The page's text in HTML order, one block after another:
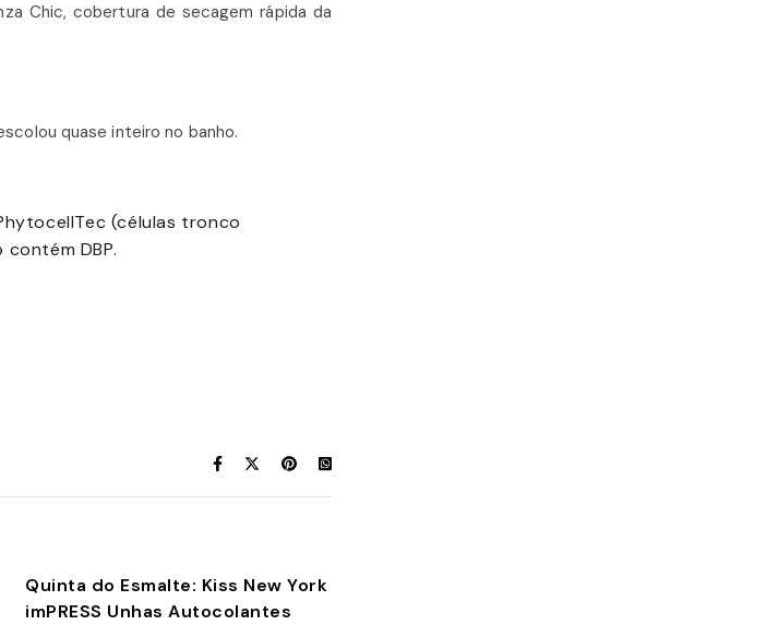
Chic, cobertura de secagem rápida da
quase inteiro no banho.
(células tronco
DBP.
Quinta do Esmalte: Kiss New York
imPRESS Unhas Autocolantes